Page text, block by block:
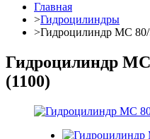
Главная
>Гидроцилиндры
>Гидроцилиндр МС 80/
Гидроцилиндр МС
(1100)